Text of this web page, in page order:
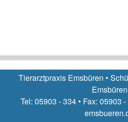
Tierarztpraxis Emsbüren •
Emsbüren
Tel: 05903 - 334 • Fax: 05903